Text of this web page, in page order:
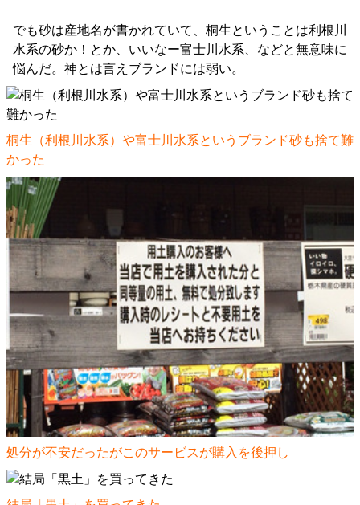
でも砂は産地名が書かれていて、桐生ということは利根川
水系の砂か！とか、いいなー富士川水系、などと無意味に
悩んだ。神とは言えブランドには弱い。
桐生（利根川水系）や富士川水系というブランド砂も捨て難
かった
処分が不安だったがこのサービスが購入を後押し